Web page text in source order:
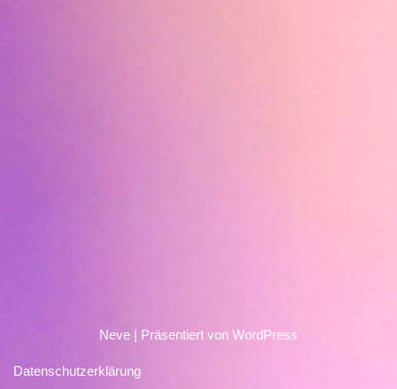
Neve | Präsentiert von WordPress
Datenschutzerklärung